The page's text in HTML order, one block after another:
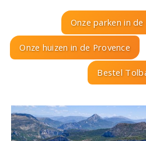
Onze parken in
Onze huizen in de Provence
Bestel